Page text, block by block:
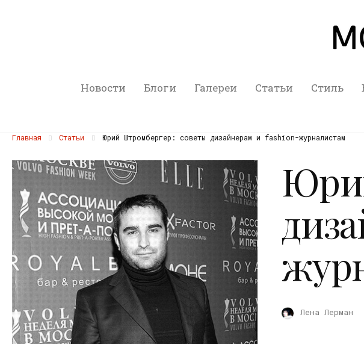
Новости Блоги Галереи Статьи Стиль
Главная Статьи Юрий Штромбергер: советы дизайнерам и fashion-журналистам
Лена Лерман